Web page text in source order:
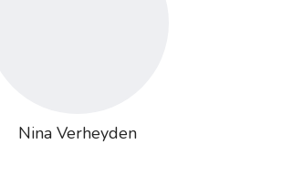
Nina Verheyden